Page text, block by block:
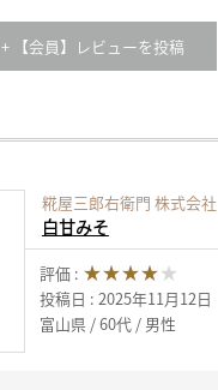
+ 【会員】レビューを投稿
糀屋三郎右衛門 株式会社
白甘みそ
評価 : ★★★★★
投稿日 : 2025年11月12日
富山県
60代 男性